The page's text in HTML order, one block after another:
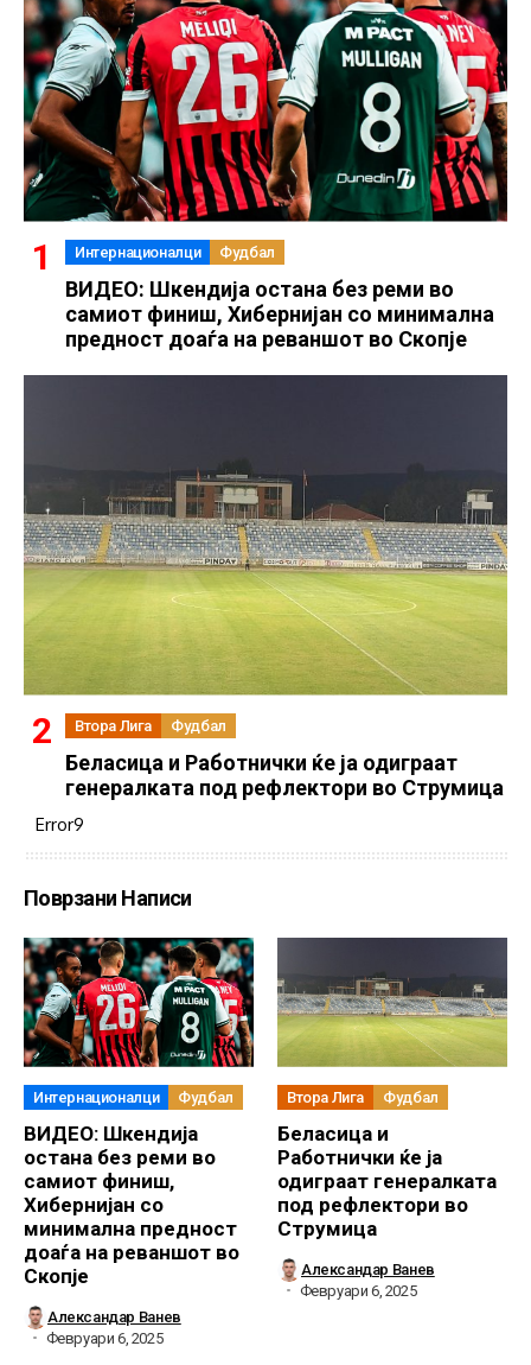
Интернационалци Фудбал
ВИДЕО: Шкендија остана без реми во
самиот финиш, Хибернијан со минимална
предност доаѓа на реваншот во Скопје
Втора Лига Фудбал
Беласица и Работнички ќе ја одиграат
генералката под рефлектори во Струмица
Error9
Поврзани Написи
Интернационалци Фудбал
ВИДЕО: Шкендија
остана без реми во
самиот финиш,
Хибернијан со
минимална предност
доаѓа на реваншот во
Скопје
Александар Ванев
Февруари 6, 2025
Втора Лига Фудбал
Беласица и
Работнички ќе ја
одиграат генералката
под рефлектори во
Струмица
Александар Ванев
Февруари 6, 2025